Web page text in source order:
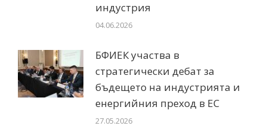
индустрия
04.06.2026
БФИЕК участва в
стратегически дебат за
бъдещето на индустрията и
енергийния преход в ЕС
27.05.2026